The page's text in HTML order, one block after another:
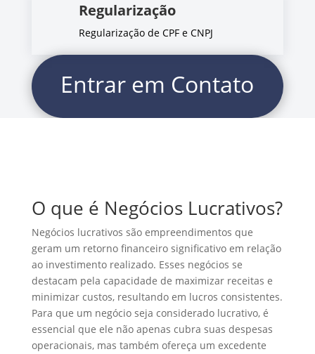
Regularização
Regularização de CPF e CNPJ
Entrar em Contato
O que é Negócios Lucrativos?
Negócios lucrativos são empreendimentos que
geram um retorno financeiro significativo em relação
ao investimento realizado. Esses negócios se
destacam pela capacidade de maximizar receitas e
minimizar custos, resultando em lucros consistentes.
Para que um negócio seja considerado lucrativo, é
essencial que ele não apenas cubra suas despesas
operacionais, mas também ofereça um excedente